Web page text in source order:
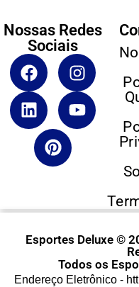
Nossas Redes
Sociais
Esportes Deluxe ©
Todos os
Endereço Eletrônico -